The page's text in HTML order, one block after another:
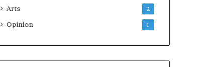
Arts 2
Opinion 1